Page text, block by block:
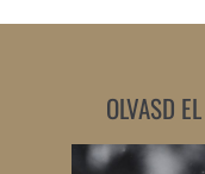
OLVASD